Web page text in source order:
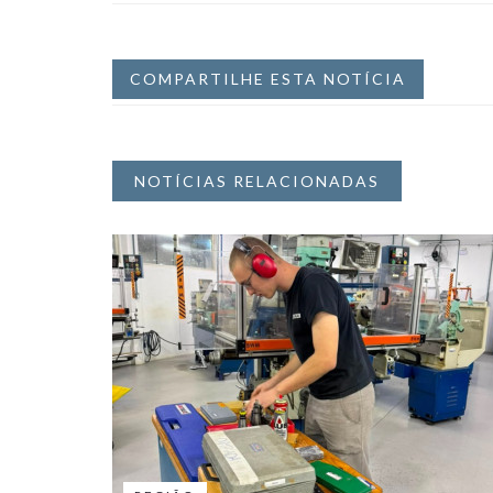
COMPARTILHE ESTA NOTÍCIA
NOTÍCIAS RELACIONADAS